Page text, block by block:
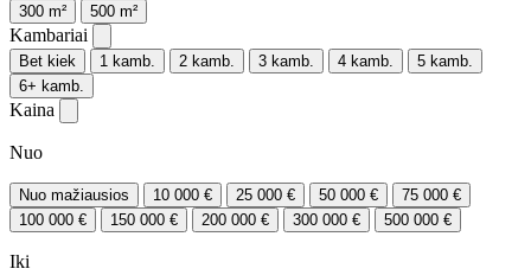
300 m²
500 m²
Kambariai
Bet kiek 1 kamb. 2 kamb. 3 kamb. 4 kamb.
5 kamb.
6+ kamb.
Kaina
Nuo
Nuo mažiausios 10 000 € 25 000 € 50 000 €
75 000 €
100 000 €
150 000 € 200 000 € 300 000 € 500 000 €
Iki